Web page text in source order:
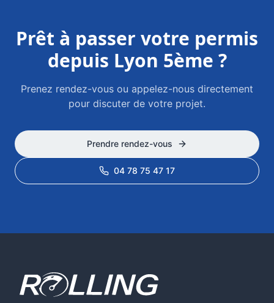
Prêt à passer votre permis
depuis Lyon 5ème ?
Prenez rendez-vous ou appelez-nous directement
pour discuter de votre projet.
Prendre rendez-vous
04 78 75 47 17